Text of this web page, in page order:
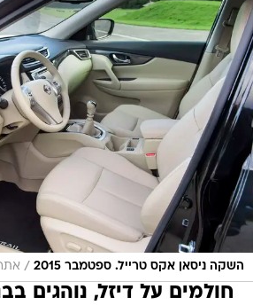
השקה ניסאן אקס טרייל. ספטמבר 2015 /
חולמים על דיזל, נוהגים